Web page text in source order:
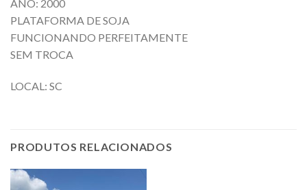
ANO: 2000
PLATAFORMA DE SOJA
FUNCIONANDO PERFEITAMENTE
SEM TROCA
LOCAL: SC
PRODUTOS RELACIONADOS